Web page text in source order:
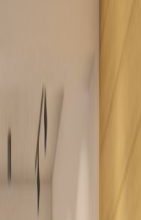
bold, glass-
reception
areas and
Pitch ideas in
with views of
with colleagues
of Latin America.